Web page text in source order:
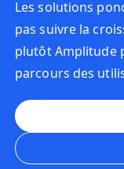
Les solutions
pas suivre la
plutôt Amplitude
parcours des